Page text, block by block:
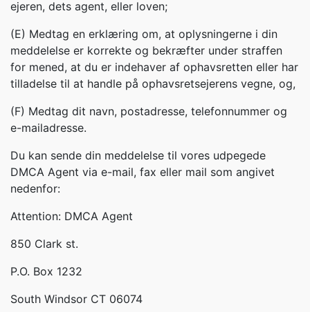
ejeren, dets agent, eller loven;
(E) Medtag en erklæring om, at oplysningerne i din
meddelelse er korrekte og bekræfter under straffen
for mened, at du er indehaver af ophavsretten eller har
tilladelse til at handle på ophavsretsejerens vegne, og,
(F) Medtag dit navn, postadresse, telefonnummer og
e-mailadresse.
Du kan sende din meddelelse til vores udpegede
DMCA Agent via e-mail, fax eller mail som angivet
nedenfor:
Attention: DMCA Agent
850 Clark st.
P.O. Box 1232
South Windsor CT 06074